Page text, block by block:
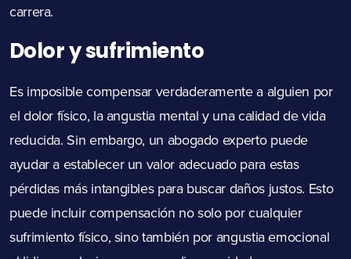
carrera.
Dolor y sufrimiento
Es imposible compensar verdaderamente a alguien por
el dolor físico, la angustia mental y una calidad de vida
reducida. Sin embargo, un abogado experto puede
ayudar a establecer un valor adecuado para estas
pérdidas más intangibles para buscar daños justos. Esto
puede incluir compensación no solo por cualquier
sufrimiento físico, sino también por angustia emocional